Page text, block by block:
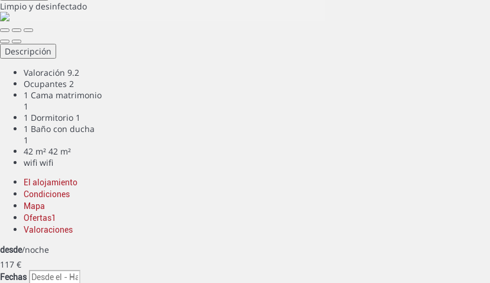
Limpio y desinfectado
Descripción
Valoración 9.2
Ocupantes 2
1 Cama matrimonio
1
1 Dormitorio 1
1 Baño con ducha
1
42 m² 42 m²
wifi wifi
El alojamiento
Condiciones
Mapa
Ofertas1
Valoraciones
desde/noche
117 €
Fechas